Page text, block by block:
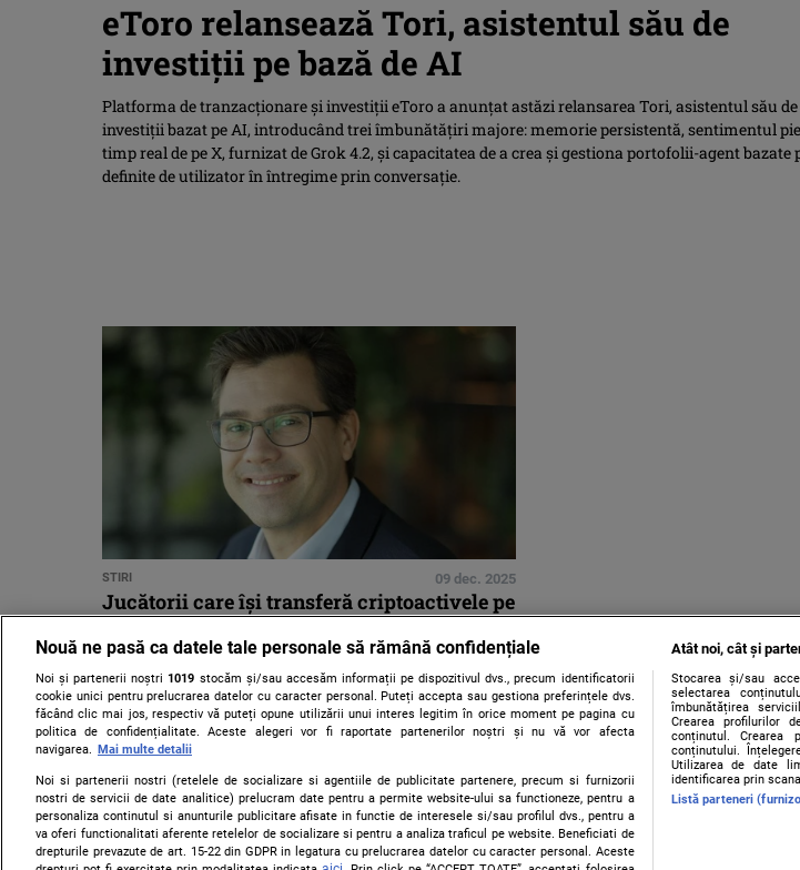
eToro relansează Tori, asistentul său de
investiții pe bază de AI
Platforma de tranzacționare și investiții eToro a anunțat astăzi relansarea Tori, asistentul său de
investiții bazat pe AI, introducând trei îmbunătățiri majore: memorie persistentă, sentimentul
timp real de pe X, furnizat de Grok 4.2, și capacitatea de a crea și gestiona portofolii-agent bazate
definite de utilizator în întregime prin conversație.
STIRI 09 dec. 2025
Jucătorii care își transferă criptoactivele pe
eToro vor primi 1% înapoi în acțiuni
Contact
Nouă ne pasă ca datele tale personale să rămână confidențiale
Noi și partenerii noștri1019 stocăm și/sau accesăm informații pe dispozitivul dvs., precum identificatorii
cookie unici pentru prelucrarea datelor cu caracter personal. Puteți accepta sau gestiona preferințele dvs.
făcând clic mai jos, respectiv vă puteți opune utilizării unui interes legitim în orice moment pe pagina cu
politica de confidențialitate. Aceste alegeri vor fi raportate partenerilor noștri și nu vă vor afecta
navigarea.
Mai multe detalii
Noi si partenerii nostri (retelele de socializare si agentiile de publicitate partenere, precum si furnizorii
nostri de servicii de date analitice) prelucram date pentru a permite website-ului sa functioneze, pentru a
personaliza continutul si anunturile publicitare afisate in functie de interesele si/sau profilul dvs., pentru a
va oferi functionalitati aferente retelelor de socializare si pentru a analiza traficul pe website. Beneficiati de
drepturile prevazute de art. 15-22 din GDPR in legatura cu prelucrarea datelor cu caracter personal. Aceste
Atât noi, cât și
Stocarea și/sau
selectarea
îmbunătățirea
Crearea profilurilor
conținutul. Crearea
conținutului.
Utilizarea de date
identificarea prin
Listă parteneri